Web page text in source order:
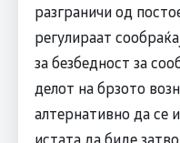
разграничи од
регулираат
за безбедност за
делот на брзото
алтернативно да се
истата да биде